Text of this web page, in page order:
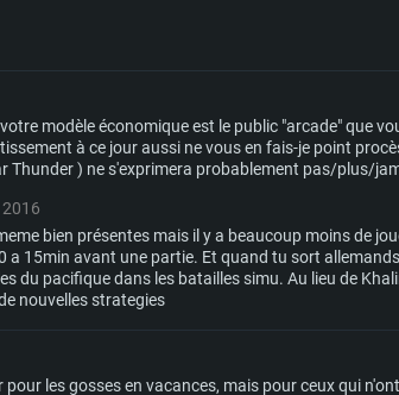
modèle économique est le public "arcade" que
à ce jour aussi ne vous en fais-je point
Thunder ) ne s'exprimera probablement pas/plus/
bien présentes mais il y a beaucoup moins de
a 15min avant une partie. Et quand tu sort
du pacifique dans les batailles simu. Au lieu de
nouvelles strategies
les gosses en vacances, mais pour ceux qui